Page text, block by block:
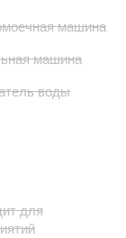
машина
машина
воды
для